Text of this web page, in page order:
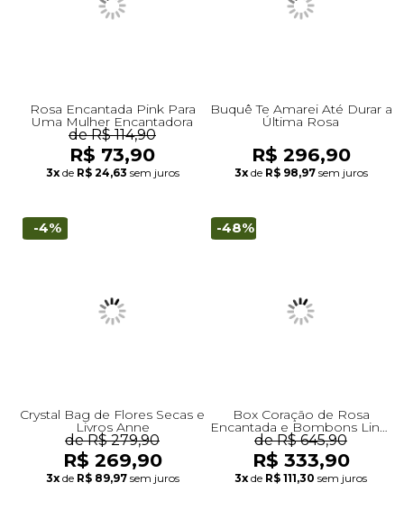
Rosa Encantada Pink Para
Uma Mulher Encantadora
de R$ 114,90
R$ 73,90
3x de R$ 24,63 sem juros
Buquê Te Amarei Até Durar a
Última Rosa
R$ 296,90
3x de R$ 98,97 sem juros
-4%
Crystal Bag de Flores Secas e
Livros Anne
de R$ 279,90
R$ 269,90
3x de R$ 89,97 sem juros
-48%
Box Coração de Rosa
Encantada e Bombons Lindt
e Vela Encontro Floral
Giuliana Flores
de R$ 645,90
R$ 333,90
3x de R$ 111,30 sem juros